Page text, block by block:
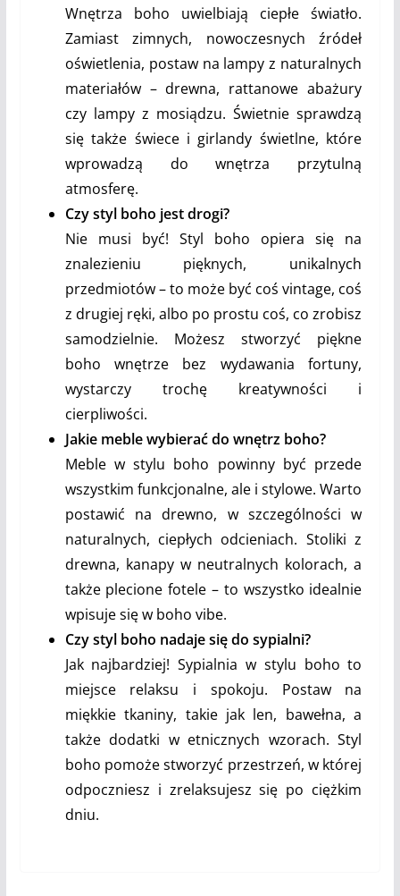
Wnętrza boho uwielbiają ciepłe światło.
Zamiast zimnych, nowoczesnych źródeł
oświetlenia, postaw na lampy z naturalnych
materiałów – drewna, rattanowe abażury
czy lampy z mosiądzu. Świetnie sprawdzą
się także świece i girlandy świetlne, które
wprowadzą do wnętrza przytulną
atmosferę.
Czy styl boho jest drogi?
Nie musi być! Styl boho opiera się na
znalezieniu pięknych, unikalnych
przedmiotów – to może być coś vintage, coś
z drugiej ręki, albo po prostu coś, co zrobisz
samodzielnie. Możesz stworzyć piękne
boho wnętrze bez wydawania fortuny,
wystarczy trochę kreatywności i
cierpliwości.
Jakie meble wybierać do wnętrz boho?
Meble w stylu boho powinny być przede
wszystkim funkcjonalne, ale i stylowe. Warto
postawić na drewno, w szczególności w
naturalnych, ciepłych odcieniach. Stoliki z
drewna, kanapy w neutralnych kolorach, a
także plecione fotele – to wszystko idealnie
wpisuje się w boho vibe.
Czy styl boho nadaje się do sypialni?
Jak najbardziej! Sypialnia w stylu boho to
miejsce relaksu i spokoju. Postaw na
miękkie tkaniny, takie jak len, bawełna, a
także dodatki w etnicznych wzorach. Styl
boho pomoże stworzyć przestrzeń, w której
odpoczniesz i zrelaksujesz się po ciężkim
dniu.